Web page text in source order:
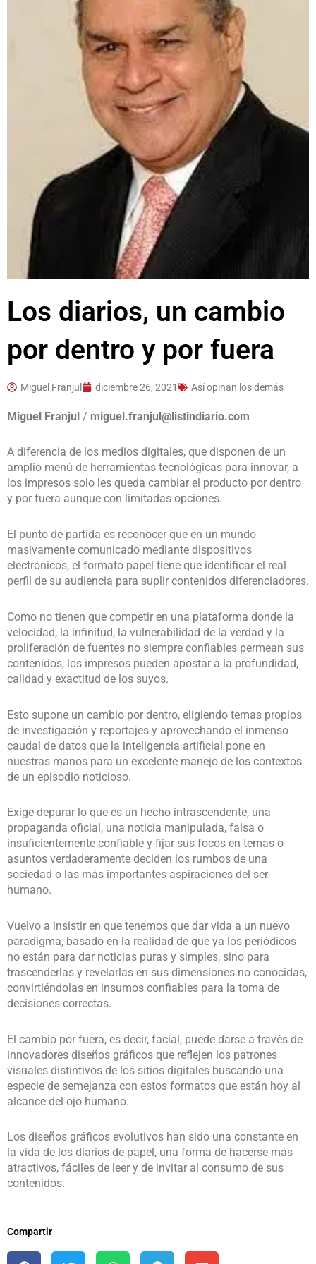
Los diarios, un cambio
por dentro y por fuera
Miguel Franjul diciembre 26, 2021 Así opinan los demás
Miguel Franjul / miguel.franjul@listindiario.com
A diferencia de los medios digitales, que disponen de un
amplio menú de herramientas tecnológicas para innovar, a
los impresos solo les queda cambiar el producto por dentro
y por fuera aunque con limitadas opciones.
El punto de partida es reconocer que en un mundo
masivamente comunicado mediante dispositivos
electrónicos, el formato papel tiene que identificar el real
perfil de su audiencia para suplir contenidos diferenciadores.
Como no tienen que competir en una plataforma donde la
velocidad, la infinitud, la vulnerabilidad de la verdad y la
proliferación de fuentes no siempre confiables permean sus
contenidos, los impresos pueden apostar a la profundidad,
calidad y exactitud de los suyos.
Esto supone un cambio por dentro, eligiendo temas propios
de investigación y reportajes y aprovechando el inmenso
caudal de datos que la inteligencia artificial pone en
nuestras manos para un excelente manejo de los contextos
de un episodio noticioso.
Exige depurar lo que es un hecho intrascendente, una
propaganda oficial, una noticia manipulada, falsa o
insuficientemente confiable y fijar sus focos en temas o
asuntos verdaderamente deciden los rumbos de una
sociedad o las más importantes aspiraciones del ser
humano.
Vuelvo a insistir en que tenemos que dar vida a un nuevo
paradigma, basado en la realidad de que ya los periódicos
no están para dar noticias puras y simples, sino para
trascenderlas y revelarlas en sus dimensiones no conocidas,
convirtiéndolas en insumos confiables para la toma de
decisiones correctas.
El cambio por fuera, es decir, facial, puede darse a través de
innovadores diseños gráficos que reflejen los patrones
visuales distintivos de los sitios digitales buscando una
especie de semejanza con estos formatos que están hoy al
alcance del ojo humano.
Los diseños gráficos evolutivos han sido una constante en
la vida de los diarios de papel, una forma de hacerse más
atractivos, fáciles de leer y de invitar al consumo de sus
contenidos.
Compartir